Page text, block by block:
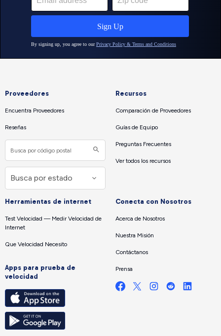
Proveedores
Encuentra Proveedores
Reseñas
Recursos
Comparación de Proveedores
Guías de Equipo
Preguntas Frecuentes
Ver todos los recursos
Herramientas de internet
Test Velocidad — Medir Velocidad de
Internet
Que Velocidad Necesito
Apps para prueba de
velocidad
Conecta con Nosotros
Acerca de Nosotros
Nuestra Misión
Contáctanos
Prensa